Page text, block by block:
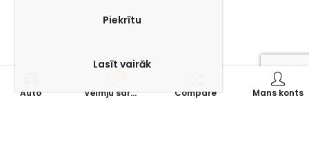
Auto Vēlmju saraksts Compare Mans konts
Piekrītu
Lasīt vairāk